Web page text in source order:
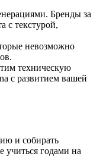
Бренды за
с текстурой,
невозможно
техническую
с развитием вашей
и собирать
учиться годами на